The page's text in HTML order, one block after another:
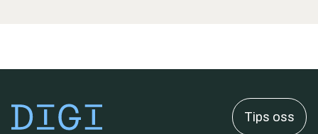
Tips oss